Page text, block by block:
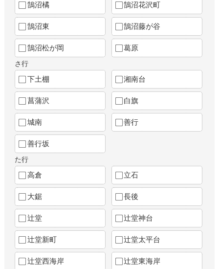
鵠沼橘 鵠沼花沢町
鵠沼東 鵠沼藤が谷
鵠沼松が岡 葛原
さ行
下土棚 湘南台
菖蒲沢 白旗
城南 善行
善行坂
た行
高倉 立石
大鋸 長後
辻堂 辻堂神台
辻堂新町 辻堂太平台
辻堂西海岸 辻堂東海岸